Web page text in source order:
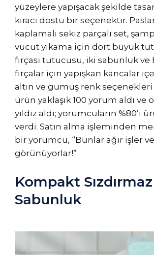
yüzeylere yapışacak şekilde
kiracı dostu bir seçenektir.
kaplamalı sekiz parçalı set,
vücut yıkama için dört büyük
fırçası tutucusu, iki sabunluk ve
fırçalar için yapışkan kancalar
altın ve gümüş renk
ürün yaklaşık 100 yorum aldı ve
yıldız aldı; yorumcuların %80’i
verdi. Satın alma işleminden
bir yorumcu, “Bunlar ağır işler
görünüyorlar!”
Kompakt Sızdırmaz
Sabunluk